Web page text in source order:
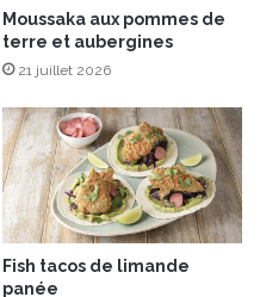
Moussaka aux pommes de
terre et aubergines
21 juillet 2026
Fish tacos de limande
panée